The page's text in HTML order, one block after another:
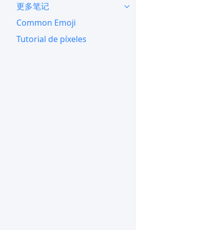
更多笔记
Common Emoji
Tutorial de píxeles